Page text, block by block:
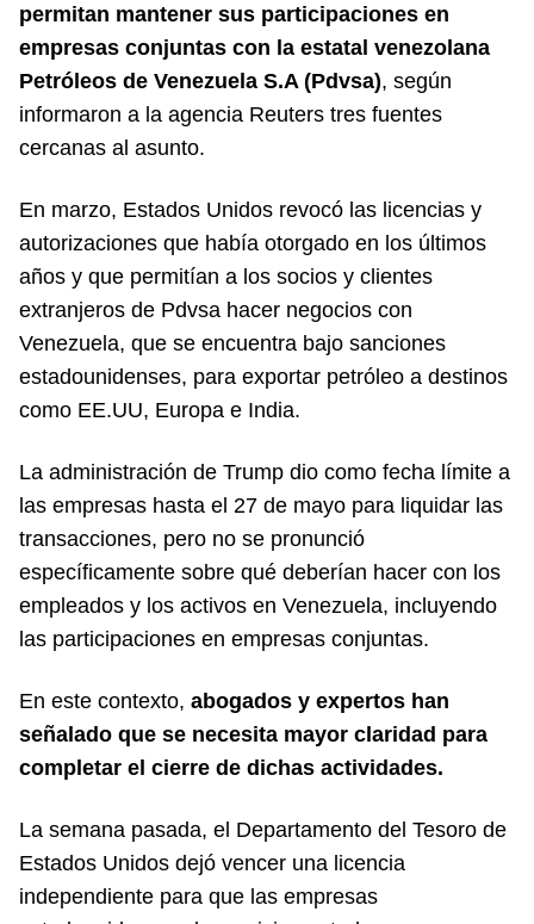
permitan mantener sus participaciones en
empresas conjuntas con la estatal venezolana
Petróleos de Venezuela S.A (Pdvsa), según
informaron a la agencia Reuters tres fuentes
cercanas al asunto.
En marzo, Estados Unidos revocó las licencias y
autorizaciones que había otorgado en los últimos
años y que permitían a los socios y clientes
extranjeros de Pdvsa hacer negocios con
Venezuela, que se encuentra bajo sanciones
estadounidenses, para exportar petróleo a destinos
como EE.UU, Europa e India.
La administración de Trump dio como fecha límite a
las empresas hasta el 27 de mayo para liquidar las
transacciones, pero no se pronunció
específicamente sobre qué deberían hacer con los
empleados y los activos en Venezuela, incluyendo
las participaciones en empresas conjuntas.
En este contexto, abogados y expertos han
señalado que se necesita mayor claridad para
completar el cierre de dichas actividades.
La semana pasada, el Departamento del Tesoro de
Estados Unidos dejó vencer una licencia
independiente para que las empresas